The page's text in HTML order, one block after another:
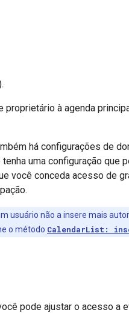
proprietário à agenda
há configurações de
tenha uma configuração
você conceda acesso de
usuário não a insere mais
o método CalendarList:
pode ajustar o acesso a